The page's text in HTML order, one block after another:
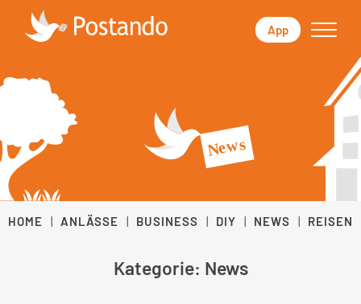
App
HOME | ANLÄSSE | BUSINESS | DIY | NEWS | REISEN
Kategorie: News